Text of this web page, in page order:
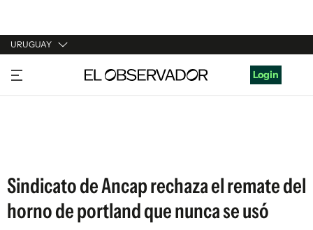
URUGUAY
URUGUAY
ARGENTINA
Login
Sindicato de Ancap rechaza el remate del
horno de portland que nunca se usó